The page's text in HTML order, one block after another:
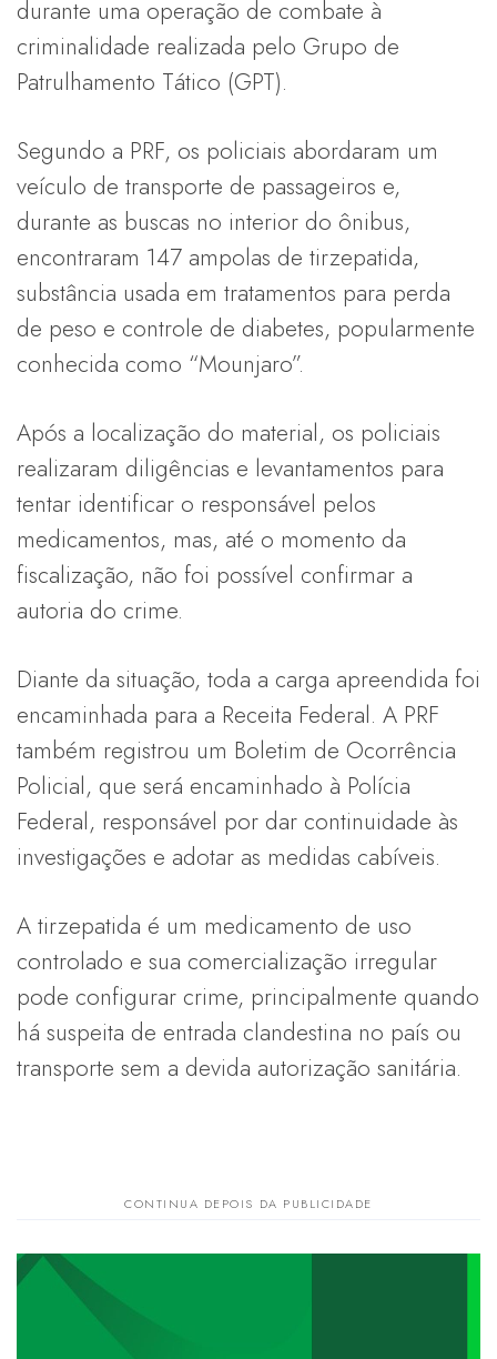
durante uma operação de combate à
criminalidade realizada pelo Grupo de
Patrulhamento Tático (GPT).
Segundo a PRF, os policiais abordaram um
veículo de transporte de passageiros e,
durante as buscas no interior do ônibus,
encontraram 147 ampolas de tirzepatida,
substância usada em tratamentos para perda
de peso e controle de diabetes, popularmente
conhecida como “Mounjaro”.
Após a localização do material, os policiais
realizaram diligências e levantamentos para
tentar identificar o responsável pelos
medicamentos, mas, até o momento da
fiscalização, não foi possível confirmar a
autoria do crime.
Diante da situação, toda a carga apreendida foi
encaminhada para a Receita Federal. A PRF
também registrou um Boletim de Ocorrência
Policial, que será encaminhado à Polícia
Federal, responsável por dar continuidade às
investigações e adotar as medidas cabíveis.
A tirzepatida é um medicamento de uso
controlado e sua comercialização irregular
pode configurar crime, principalmente quando
há suspeita de entrada clandestina no país ou
transporte sem a devida autorização sanitária.